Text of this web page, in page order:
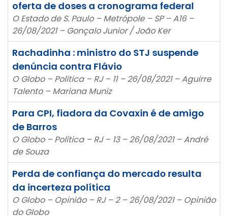
oferta de doses a cronograma federal
O Estado de S. Paulo – Metrópole – SP – A16 –
26/08/2021 – Gonçalo Junior / João Ker
Rachadinha : ministro do STJ suspende
denúncia contra Flávio
O Globo – Política – RJ – 11 – 26/08/2021 – Aguirre
Talento – Mariana Muniz
Para CPI, fiadora da Covaxin é de amigo
de Barros
O Globo – Política – RJ – 13 – 26/08/2021 – André
de Souza
Perda de confiança do mercado resulta
da incerteza política
O Globo – Opinião – RJ – 2 – 26/08/2021 – Opinião
do Globo